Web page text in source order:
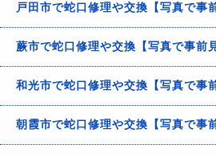
戸田市で蛇口修理や交換【写真で事
蕨市で蛇口修理や交換【写真で事前
和光市で蛇口修理や交換【写真で事
朝霞市で蛇口修理や交換【写真で事